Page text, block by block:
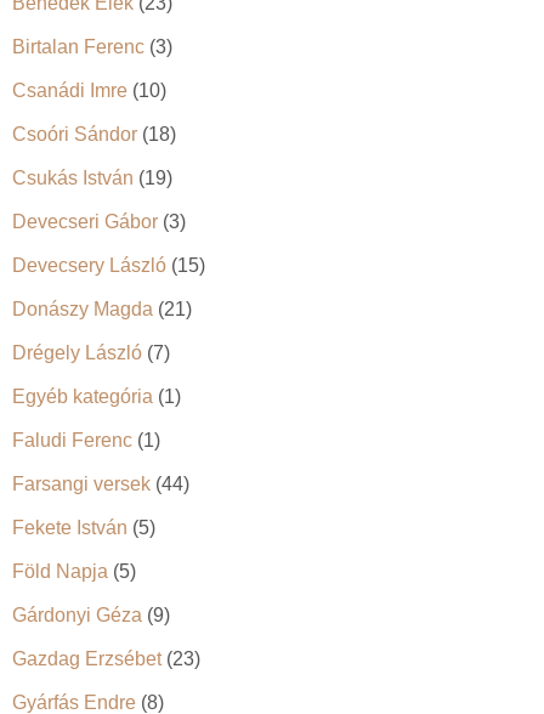
Birtalan Ferenc (3)
Csanádi Imre (10)
Csoóri Sándor (18)
Csukás István (19)
Devecseri Gábor (3)
Devecsery László (15)
Donászy Magda (21)
Drégely László (7)
Egyéb kategória (1)
Faludi Ferenc (1)
Farsangi versek (44)
Fekete István (5)
Föld Napja (5)
Gárdonyi Géza (9)
Gazdag Erzsébet(23)
Gyárfás Endre (8)